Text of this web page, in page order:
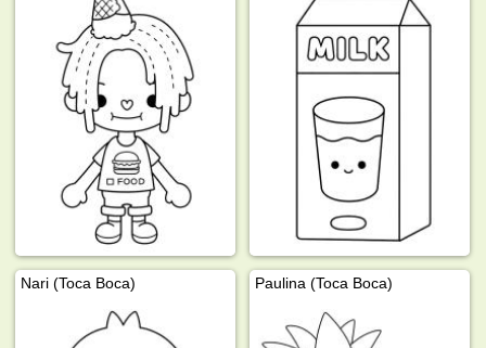
Nari (Toca Boca) Paulina (Toca Boca)